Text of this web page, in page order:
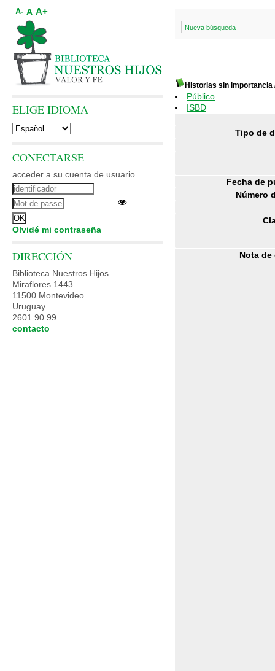
Nueva búsqueda
Historias sin importancia
Público
ISBD
Tipo de
Fecha de
Número
Nota
A- A A+
ELIGE IDIOMA
CONECTARSE
acceder a su cuenta de usuario
Olvidé mi contraseña
DIRECCIÓN
Biblioteca Nuestros Hijos
Miraflores 1443
11500 Montevideo
Uruguay
2601 90 99
contacto